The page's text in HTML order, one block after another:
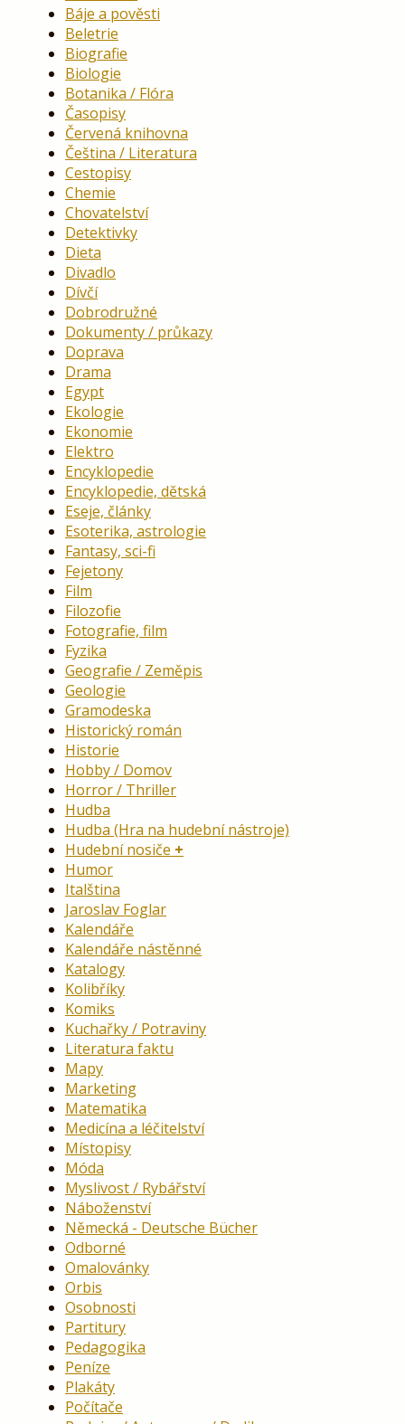
Báje a pověsti
Beletrie
Biografie
Biologie
Botanika / Flóra
Časopisy
Červená knihovna
Čeština / Literatura
Cestopisy
Chemie
Chovatelství
Detektivky
Dieta
Divadlo
Dívčí
Dobrodružné
Dokumenty / průkazy
Doprava
Drama
Egypt
Ekologie
Ekonomie
Elektro
Encyklopedie
Encyklopedie, dětská
Eseje, články
Esoterika, astrologie
Fantasy, sci-fi
Fejetony
Film
Filozofie
Fotografie, film
Fyzika
Geografie / Zeměpis
Geologie
Gramodeska
Historický román
Historie
Hobby / Domov
Horror / Thriller
Hudba
Hudba (Hra na hudební nástroje)
Hudební nosiče
Humor
Italština
Jaroslav Foglar
Kalendáře
Kalendáře nástěnné
Katalogy
Kolibříky
Komiks
Kuchařky / Potraviny
Literatura faktu
Mapy
Marketing
Matematika
Medicína a léčitelství
Místopisy
Móda
Myslivost / Rybářství
Náboženství
Německá - Deutsche Bücher
Odborné
Omalovánky
Orbis
Osobnosti
Partitury
Pedagogika
Peníze
Plakáty
Počítače